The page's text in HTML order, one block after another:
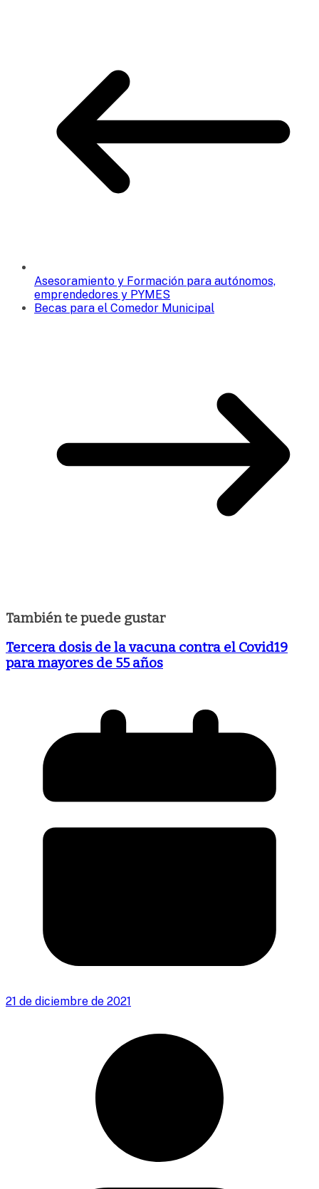
Asesoramiento y Formación para autónomos,
emprendedores y PYMES
Becas para el Comedor Municipal
También te puede gustar
Tercera dosis de la vacuna contra el Covid19
para mayores de 55 años
21 de diciembre de 2021